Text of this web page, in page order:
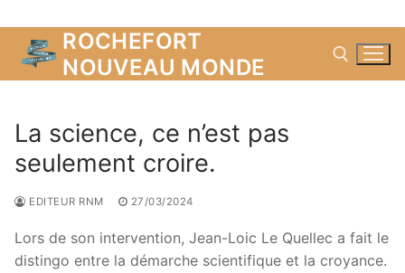
contenu
ROCHEFORT
NOUVEAU MONDE
La science, ce n’est pas
seulement croire.
EDITEUR RNM 27/03/2024
Lors de son intervention, Jean-Loic Le Quellec a fait le
distingo entre la démarche scientifique et la croyance.